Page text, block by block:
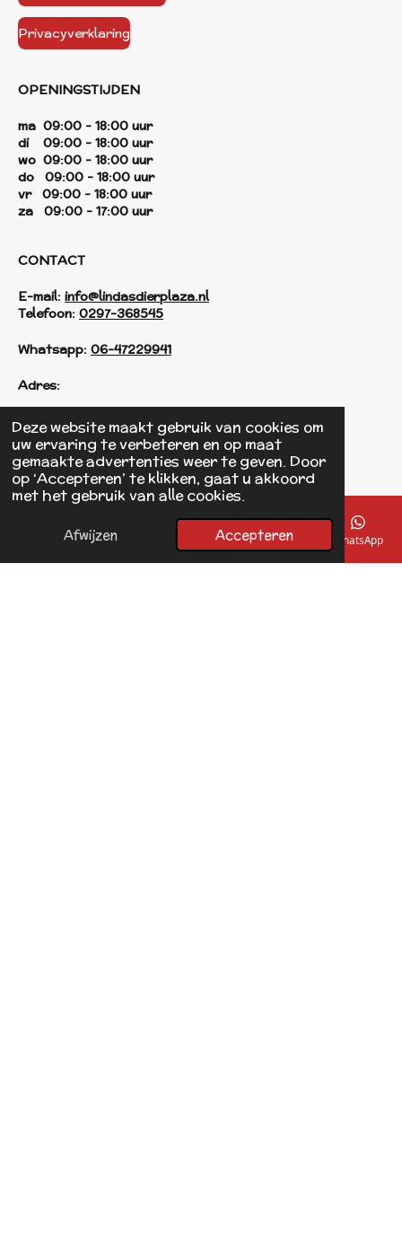
Deze website maakt gebruik van cookies om
uw ervaring te verbeteren en op maat
gemaakte advertenties weer te geven. Door
op ‘Accepteren’ te klikken, gaat u akkoord
met het gebruik van alle cookies.
Afwijzen Accepteren
Privacyverklaring
OPENINGSTIJDEN
ma 09:00 - 18:00 uur
di 09:00 - 18:00 uur
wo 09:00 - 18:00 uur
do 09:00 - 18:00 uur
vr 09:00 - 18:00 uur
za 09:00 - 17:00 uur
CONTACT
E-mail: info@lindasdierplaza.nl
Telefoon: 0297-368545
Whatsapp: 06-47229941
Adres:
Einsteinstraat 125
1433 KH Kudelstaart
F
a
o
© 2017 - 2026 Linda's Dierplaza
E-mailadres Telefoonnummer Kaart Facebook WhatsApp